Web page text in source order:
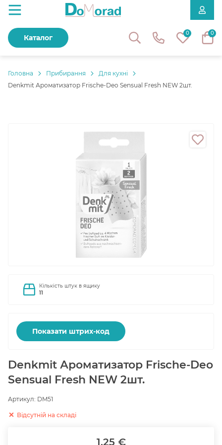
0 0
Каталог
Головнa Прибирання
Для кухні
Denkmit Ароматизатор Frische-Deo Sensual Fresh NEW 2шт.
Кількість штук в ящику
11
Показати штрих-код
Denkmit Ароматизатор Frische-Deo
Sensual Fresh NEW 2шт.
Артикул: DM51
Відсутній на складі
1.25 €